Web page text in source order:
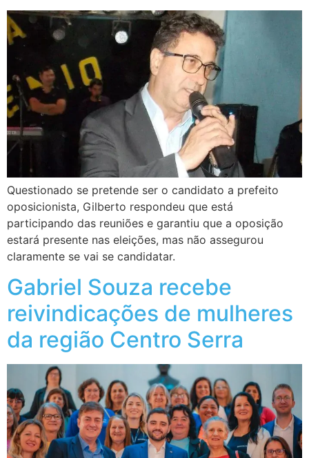
Questionado se pretende ser o candidato a prefeito
oposicionista, Gilberto respondeu que está
participando das reuniões e garantiu que a oposição
estará presente nas eleições, mas não assegurou
claramente se vai se candidatar.
Gabriel Souza recebe
reivindicações de mulheres
da região Centro Serra